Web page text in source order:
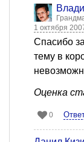
1 октября
Спасибо
тему в
Оценка
0